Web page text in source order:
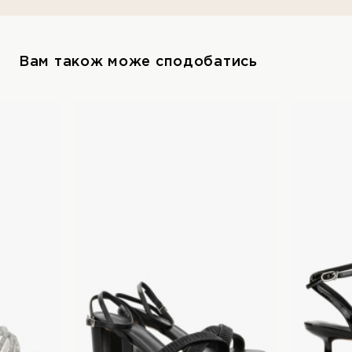
Вам також може сподобатись